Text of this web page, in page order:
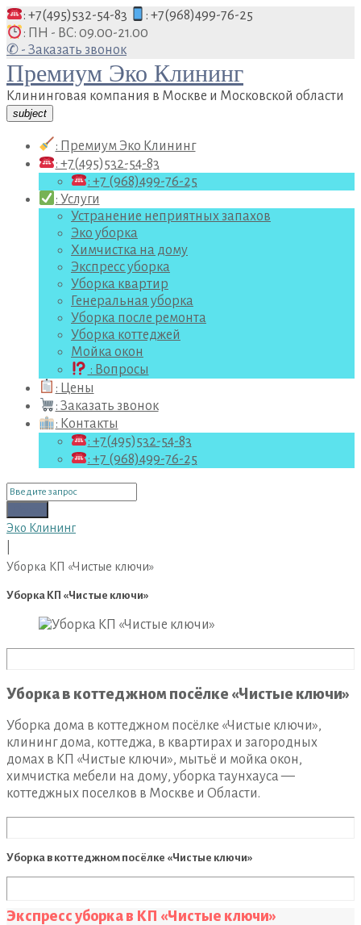
Перейти
к
содержанию
: +7(495)532-54-83
: +7(968)499-76-25
: ПН - ВС: 09.00-21.00
✆ - Заказать звонок
Премиум Эко Клининг
Клининговая компания в Москве и Московской области
subject
: Премиум Эко Клининг
: +7(495)532-54-83
: +7 (968)499-76-25
: Услуги
Устранение неприятных запахов
Эко уборка
Химчистка на дому
Экспресс уборка
Уборка квартир
Генеральная уборка
Уборка после ремонта
Уборка коттеджей
Мойка окон
: Вопросы
: Цены
: Заказать звонок
: Контакты
: +7(495)532-54-83
: +7 (968)499-76-25
Поиск
для:
Эко Клининг
Уборка КП «Чистые ключи»
Уборка КП «Чистые ключи»
Уборка в коттеджном посёлке «Чистые ключи»
Уборка дома в коттеджном посёлке «Чистые ключи»,
клининг дома, коттеджа, в квартирах и загородных
домах в КП «Чистые ключи», мытьё и мойка окон,
химчистка мебели на дому, уборка таунхауса —
коттеджных поселков в Москве и Области.
Уборка в коттеджном посёлке «Чистые ключи»
Экспресс уборка в КП «Чистые ключи»